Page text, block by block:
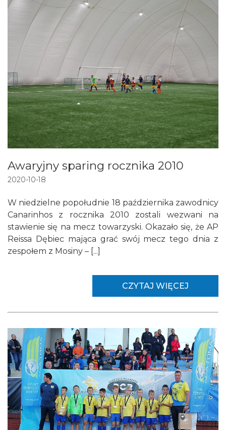
Awaryjny sparing rocznika 2010
2020-10-18
W niedzielne popołudnie 18 października zawodnicy
Canarinhos z rocznika 2010 zostali wezwani na
stawienie się na mecz towarzyski. Okazało się, że AP
Reissa Dębiec mająca grać swój mecz tego dnia z
zespołem z Mosiny – [...]
CZYTAJ WIĘCEJ